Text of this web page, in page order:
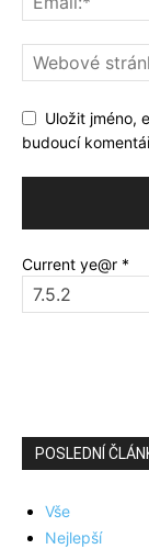
Uložit jméno,
budoucí
Current ye@r *
POSLEDNÍ
Vše
Nejlepší